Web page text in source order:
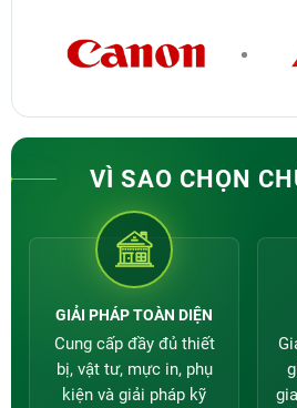
VÌ SAO CHỌN
GIẢI PHÁP TOÀN DIỆN
Cung cấp đầy đủ thiết
bị, vật tư, mực in, phụ
kiện và giải pháp kỹ